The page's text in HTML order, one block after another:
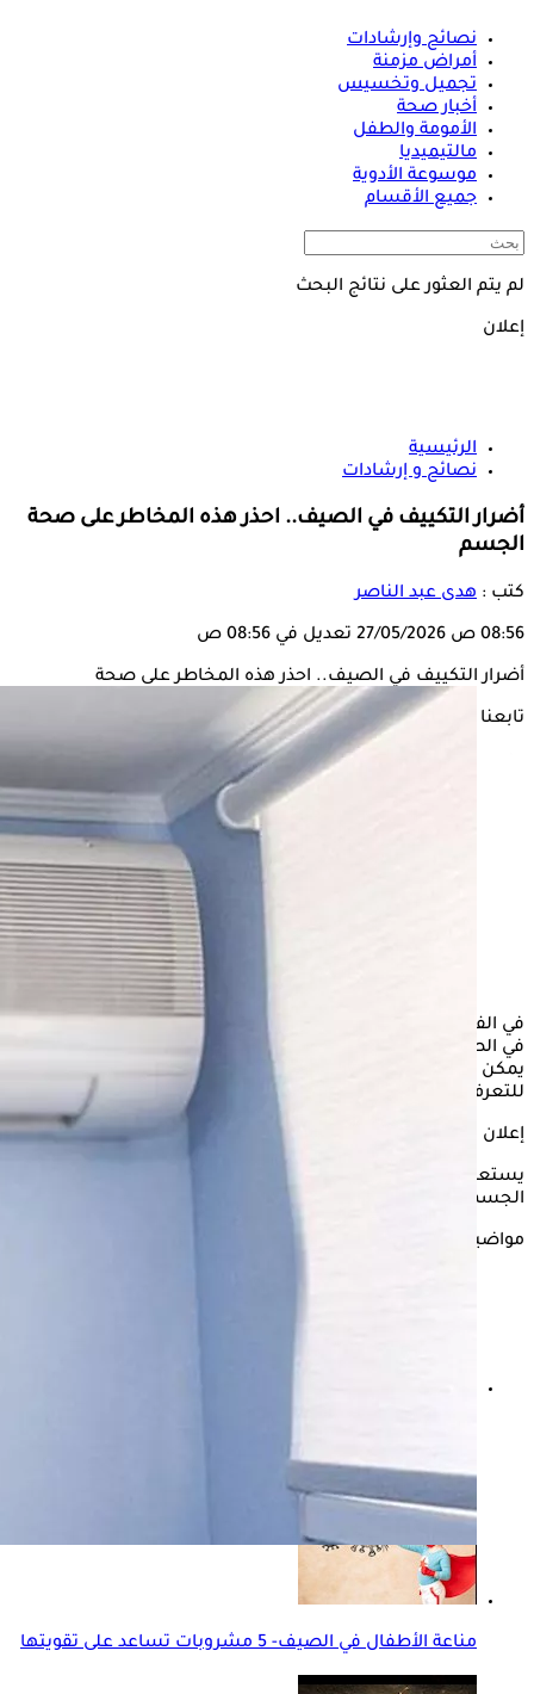
نصائح وإرشادات
أمراض مزمنة
تجميل وتخسيس
أخبار صحة
الأمومة والطفل
مالتيميديا
موسوعة الأدوية
جميع الأقسام
لم يتم العثور على نتائج البحث
إعلان
الرئيسية
نصائح و إرشادات
أضرار التكييف في الصيف.. احذر هذه المخاطر على صحة
الجسم
كتب : هدى عبد الناصر
08:56 ص 27/05/2026 تعديل في 08:56 ص
أضرار التكييف في الصيف.. احذر هذه المخاطر على صحة
تابعنا على
في الفترة الحالية يلجأ بعض الأشخاص إلى بدء تشغيل
في الصيف، دون الانتباه إطلاقًا إلى حجم المخاطر الصحية التي
يمكن التعرض لها، مما يستوجب استشارة الطبيب المختص
للتعرف على سبب المشكلة وعلاجها.
إعلان
يستعرض "الكونسلتو" في التقرير التالي أبرز مخاطر التكييف على
الجسم وفقًا لما ذكره موقع "clevelandclinic".
مواضيع ذات صلة
مناعة الأطفال في الصيف- 5 مشروبات تساعد على تقويتها